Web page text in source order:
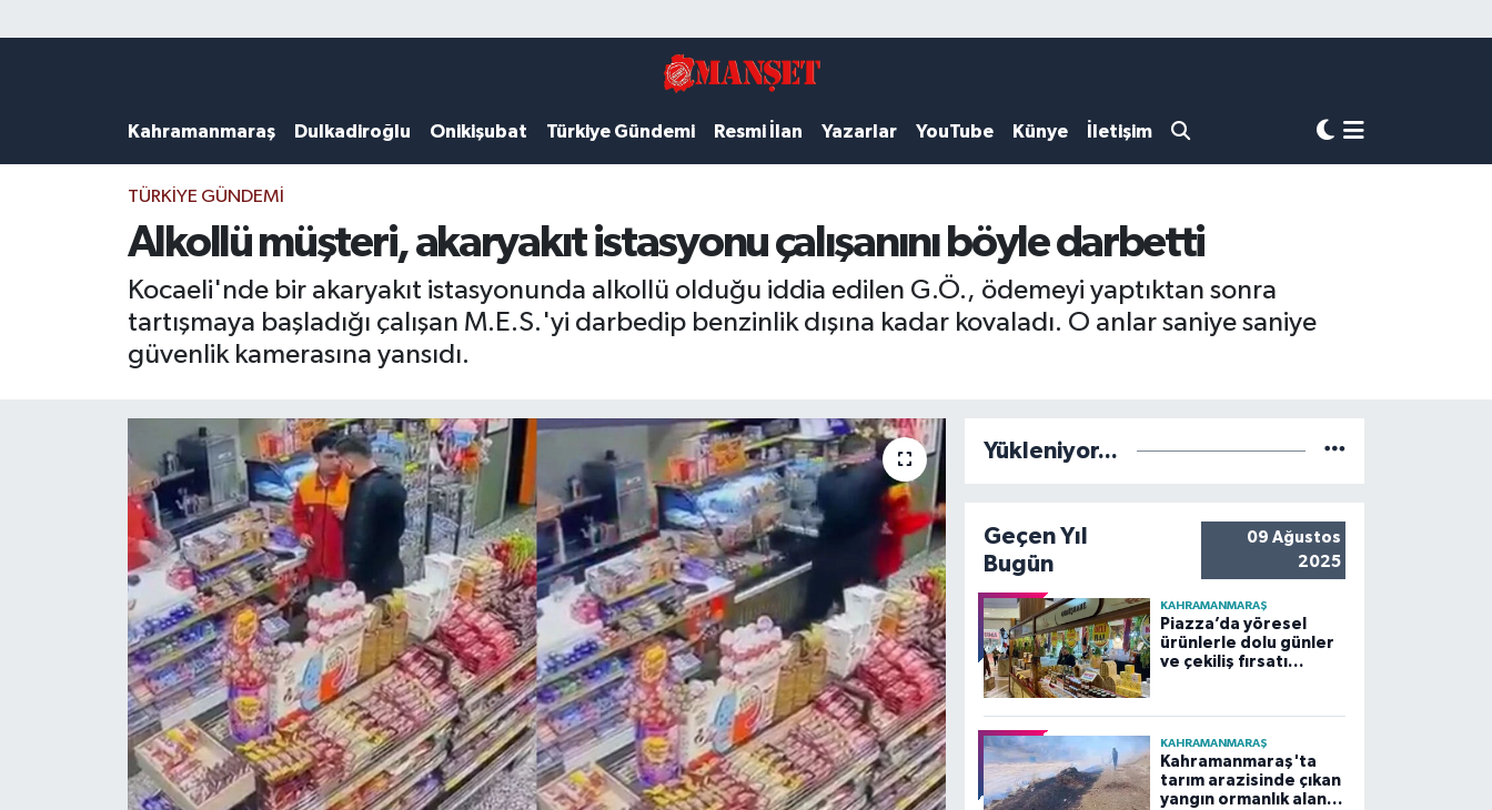
Kahramanmaraş Dulkadiroğlu Onikişubat Türkiye Gündemi Resmi İlan Yazarlar YouTube Künye İletişim
TÜRKIYE GÜNDEMI
Alkollü müşteri, akaryakıt istasyonu çalışanını böyle darbetti
Kocaeli'nde bir akaryakıt istasyonunda alkollü olduğu iddia edilen G.Ö., ödemeyi yaptıktan sonra
tartışmaya başladığı çalışan M.E.S.'yi darbedip benzinlik dışına kadar kovaladı. O anlar saniye saniye
güvenlik kamerasına yansıdı.
Yükleniyor...
Geçen Yıl
Bugün
09 Ağustos
2025
KAHRAMANMARAŞ
Piazza’da yöresel
ürünlerle dolu günler
ve çekiliş fırsatı
KAHRAMANMARAŞ
Kahramanmaraş'ta
tarım arazisinde çıkan
yangın ormanlık alana
DULKADİROĞLU
KAHRAMANMARAŞ
ONİKİŞUBAT
ÖZEL HABER
Kahramanmaraş Hava Durumu
Kahramanmaraş Trafik Yoğunluk Haritası
Süper Lig Puan Durumu ve Fikstür
Tüm Manşetler
Son Dakika Haberleri
Haber Arşivi